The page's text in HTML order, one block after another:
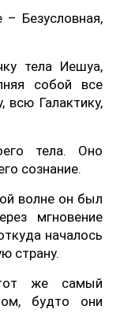
Безусловная,
тела Иешуа,
собой все
всю Галактику,
тела. Оно
сознание.
волне он был
мгновение
началось
страну.
же самый
будто они